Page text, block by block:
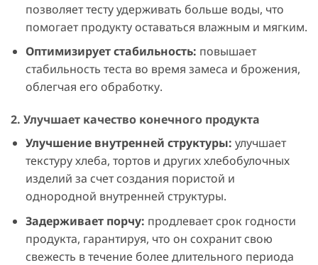
позволяет тесту удерживать больше воды, что
помогает продукту оставаться влажным и мягким.
Оптимизирует стабильность: повышает
стабильность теста во время замеса и брожения,
облегчая его обработку.
2. Улучшает качество конечного продукта
Улучшение внутренней структуры: улучшает
текстуру хлеба, тортов и других хлебобулочных
изделий за счет создания пористой и
однородной внутренней структуры.
Задерживает порчу: продлевает срок годности
продукта, гарантируя, что он сохранит свою
свежесть в течение более длительного периода